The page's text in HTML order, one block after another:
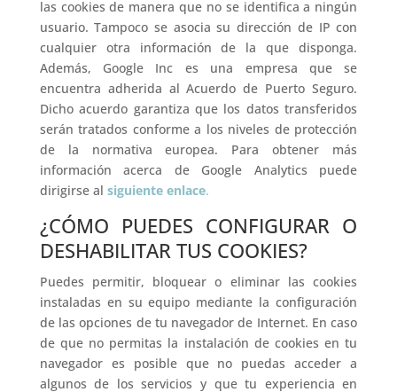
las cookies de manera que no se identifica a ningún
usuario. Tampoco se asocia su dirección de IP con
cualquier otra información de la que disponga.
Además, Google Inc es una empresa que se
encuentra adherida al Acuerdo de Puerto Seguro.
Dicho acuerdo garantiza que los datos transferidos
serán tratados conforme a los niveles de protección
de la normativa europea. Para obtener más
información acerca de Google Analytics puede
dirigirse al siguiente enlace.
¿CÓMO PUEDES CONFIGURAR O
DESHABILITAR TUS COOKIES?
Puedes permitir, bloquear o eliminar las cookies
instaladas en su equipo mediante la configuración
de las opciones de tu navegador de Internet. En caso
de que no permitas la instalación de cookies en tu
navegador es posible que no puedas acceder a
algunos de los servicios y que tu experiencia en